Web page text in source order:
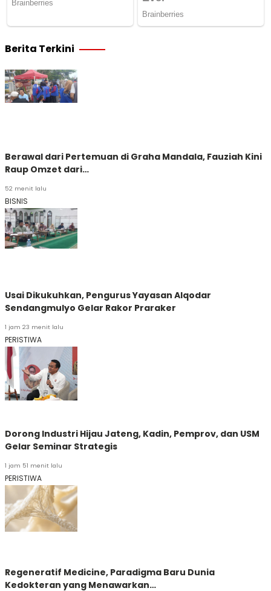
Berita Terkini
Berawal dari Pertemuan di Graha Mandala, Fauziah Kini
Raup Omzet dari…
52 menit lalu
BISNIS
Usai Dikukuhkan, Pengurus Yayasan Alqodar
Sendangmulyo Gelar Rakor Praraker
1 jam 23 menit lalu
PERISTIWA
Dorong Industri Hijau Jateng, Kadin, Pemprov, dan USM
Gelar Seminar Strategis
1 jam 51 menit lalu
PERISTIWA
Regeneratif Medicine, Paradigma Baru Dunia
Kedokteran yang Menawarkan…